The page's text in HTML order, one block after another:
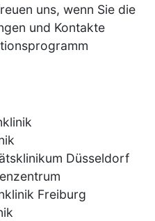
uns, wenn Sie die
und Kontakte
Düsseldorf
Freiburg